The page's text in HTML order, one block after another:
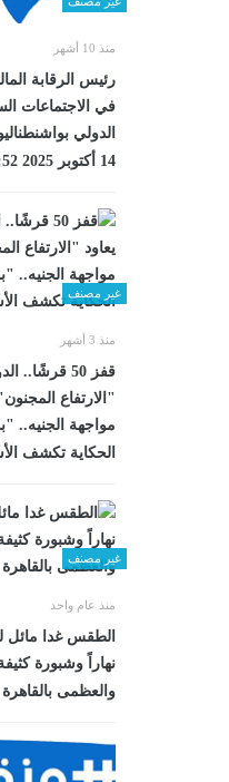
منذ 10 أشهر
رئيس الرقابة
في الاجتماعات
الدولي
14 أكتوبر 2025 05:52 مـ
غير مصنف
منذ 3 أشهر
قفز 50 قرشًا..
"الارتفاع
مواجهة الجنيه..
الحكاية تكشف
غير مصنف
منذ عام واحد
الطقس غدا مائل
نهاراً وشبورة
والعظمى بالقاهرة 33 درجة